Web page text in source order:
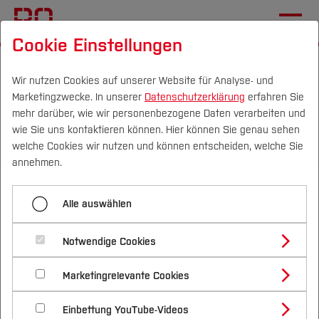
Campus Personen DE|EN Quicklinks
Studium
Studienangebote
Bachelorstudiengänge
Masterstudiengänge
Vor dem Studium
Bewerben & Einschreiben
Bewerbungsportal
Im Studium
Studienbüros und Prüfungen
Nach dem Studium
Forschung & Transfer
Profil
Forschungs- und Transferprofil
Schwerpunkte (FuT)
Beratung & Förderung
Nachhaltigkeit
Nachhaltigkeit studieren
International
Hochschulbibliothek
Lehre & Forschung
Menü aufklappen
Aktuelles
Suchen & Finden
Schulung & Beratung
Ausleihe & Fernleihe
Lehre & Forschung
Bei Lehre und Foschung an der BO unterstützen
wir Sie.
Cookie Einstellungen
Wir nutzen Cookies auf unserer Website für Analyse- und
Marketingzwecke. In unserer Datenschutzerklärung erfahren Sie
mehr darüber, wie wir personenbezogene Daten verarbeiten und
wie Sie uns kontaktieren können. Hier können Sie genau sehen
welche Cookies wir nutzen und können entscheiden, welche Sie
annehmen.
Alle auswählen
Notwendige Cookies
Marketingrelevante Cookies
Einbettung YouTube-Videos